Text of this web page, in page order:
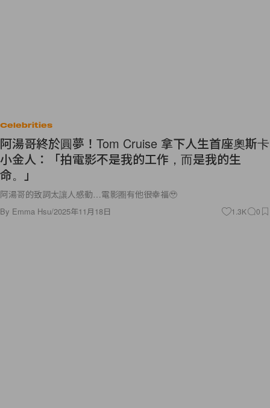
Celebrities
阿湯哥終於圓夢！Tom Cruise 拿下人生首座奧斯卡
小金人：「拍電影不是我的工作，而是我的生
命。」
阿湯哥的致詞太讓人感動…電影圈有他很幸福🥹
By Emma Hsu/2025年11月18日 1.3K 0